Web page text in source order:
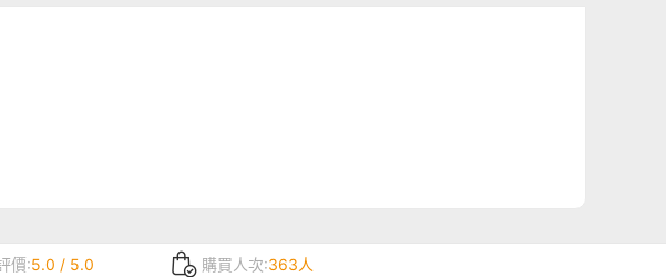
價:5.0 / 5.0 購買人次:363人